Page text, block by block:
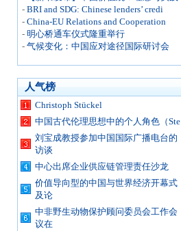
- BRI and SDG: Chinese lenders’ credi
- China-EU Relations and Cooperation
- 明心桥通车仪式隆重举行
- 气候变化：中国应对途径国际研讨会
人气榜
Christoph Stückel
中国古代伦理思想中的个人角色（Ste
刘宝成教授参加中国国际广播电台的
访谈
中心出席企业供应链管理责任沙龙
价值导向型的中国与世界经济开幕式
及论
中非野生动物保护顾问委员会工作会
议在